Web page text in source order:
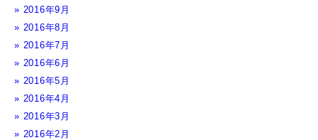
2016年9月
2016年8月
2016年7月
2016年6月
2016年5月
2016年4月
2016年3月
2016年2月